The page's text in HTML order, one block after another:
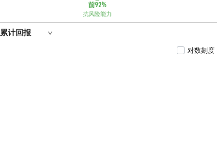
前92%
抗风险能力
累计回报
对数刻度